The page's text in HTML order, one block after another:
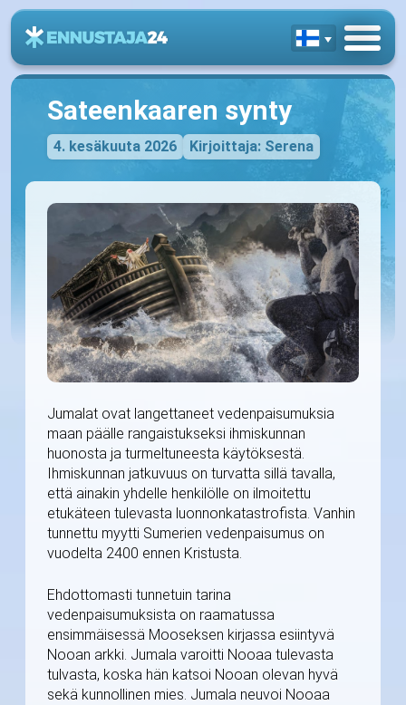
Sateenkaaren synty
4. kesäkuuta 2026 Kirjoittaja: Serena
Jumalat ovat langettaneet vedenpaisumuksia
maan päälle rangaistukseksi ihmiskunnan
huonosta ja turmeltuneesta käytöksestä.
Ihmiskunnan jatkuvuus on turvatta sillä tavalla,
että ainakin yhdelle henkilölle on ilmoitettu
etukäteen tulevasta luonnonkatastrofista. Vanhin
tunnettu myytti Sumerien vedenpaisumus on
vuodelta 2400 ennen Kristusta.
Ehdottomasti tunnetuin tarina
vedenpaisumuksista on raamatussa
ensimmäisessä Mooseksen kirjassa esiintyvä
Nooan arkki. Jumala varoitti Nooaa tulevasta
tulvasta, koska hän katsoi Nooan olevan hyvä
sekä kunnollinen mies. Jumala neuvoi Nooaa